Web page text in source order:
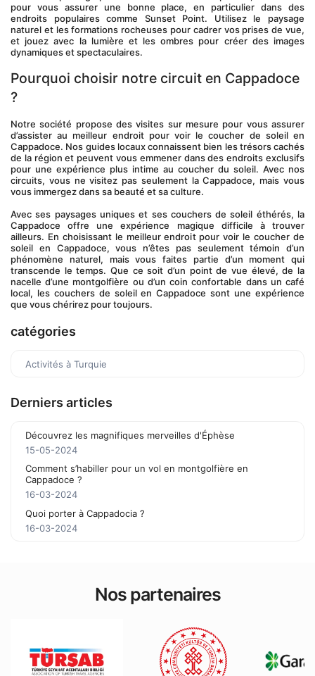
pour vous assurer une bonne place, en particulier dans des
endroits populaires comme Sunset Point. Utilisez le paysage
naturel et les formations rocheuses pour cadrer vos prises de vue,
et jouez avec la lumière et les ombres pour créer des images
dynamiques et spectaculaires.
Pourquoi choisir notre circuit en Cappadoce
?
Notre société propose des visites sur mesure pour vous assurer
d’assister au meilleur endroit pour voir le coucher de soleil en
Cappadoce. Nos guides locaux connaissent bien les trésors cachés
de la région et peuvent vous emmener dans des endroits exclusifs
pour une expérience plus intime au coucher du soleil. Avec nos
circuits, vous ne visitez pas seulement la Cappadoce, mais vous
vous immergez dans sa beauté et sa culture.
Avec ses paysages uniques et ses couchers de soleil éthérés, la
Cappadoce offre une expérience magique difficile à trouver
ailleurs. En choisissant le meilleur endroit pour voir le coucher de
soleil en Cappadoce, vous n’êtes pas seulement témoin d’un
phénomène naturel, mais vous faites partie d’un moment qui
transcende le temps. Que ce soit d’un point de vue élevé, de la
nacelle d’une montgolfière ou d’un coin confortable dans un café
local, les couchers de soleil en Cappadoce sont une expérience
que vous chérirez pour toujours.
catégories
Activités à Turquie
Derniers articles
Découvrez les magnifiques merveilles d'Éphèse
15-05-2024
Comment s’habiller pour un vol en montgolfière en
Cappadoce ?
16-03-2024
Quoi porter à Cappadocia ?
16-03-2024
Nos partenaires